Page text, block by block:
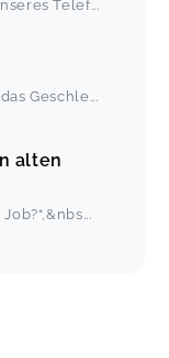
Telef...
Geschle...
alten
...